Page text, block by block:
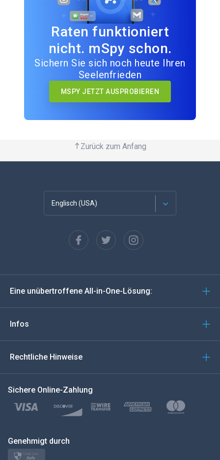
Raten funktioniert
nicht. mSpy schon.
Sichern Sie sich noch heute Ihren
Seelenfrieden
MSPY JETZT AUSPROBIEREN
Zurück zum Anfang
Englisch (USA)
Español
Deutsch
Türkçe
Polski
日本
Eine unübertroffene All-in-One-Lösung:
Infos
Rechtliche Hinweise
Sichere Online-Zahlung
Genehmigt durch